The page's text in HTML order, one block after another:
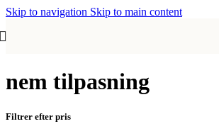
Skip to navigation Skip to main content
nem tilpasning
Filtrer efter pris